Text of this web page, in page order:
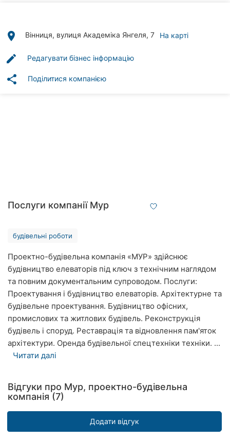
рубрики
Рівне
Одеса
Кропивницький
Київ
Харків
Запоріжжя
Львів
place Вінниця, вулиця Академіка Янгеля, 7 На карті
edit Редагувати бізнес інформацію
share Поділитися компанією
Послуги компанії Мур
будівельні роботи
Проектно-будівельна компанія «МУР» здійснює
будівництво елеваторів під ключ з технічним наглядом
та повним документальним супроводом. Послуги:
Проектування і будівництво елеваторів. Архітектурне та
будівельне проектування. Будівництво офісних,
промислових та житлових будівель. Реконструкція
будівель і споруд. Реставрація та відновлення пам'яток
архітектури. Оренда будівельної спецтехніки техніки. ...
Читати далі
Відгуки про Мур, проектно-будівельна
компанія (7)
Додати відгук